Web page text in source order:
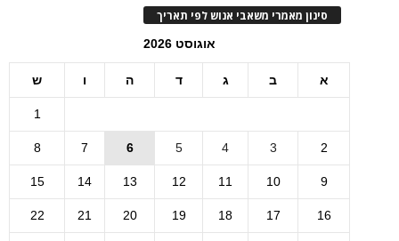
סינון מאמרי משאבי אנוש לפי תאריך
אוגוסט 2026
א ב ג ד ה ו ש
1
2
3
4
5
6
7
8
9
10
11
12
13
14
15
16
17
18
19
20
21
22